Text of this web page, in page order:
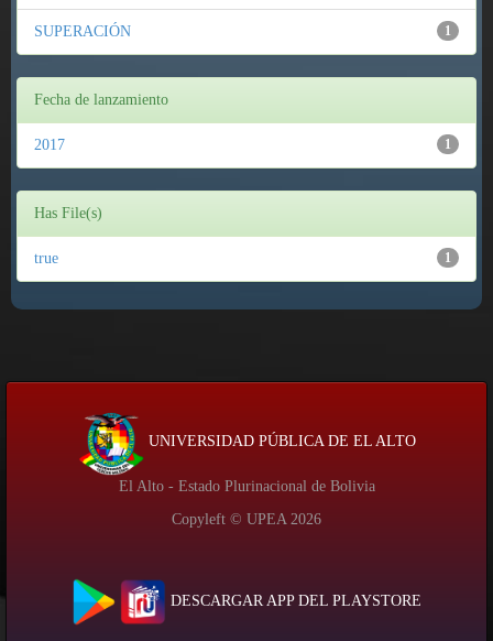
1
SUPERACIÓN
Fecha de lanzamiento
1
2017
Has File(s)
1
true
UNIVERSIDAD PÚBLICA DE EL ALTO
El Alto - Estado Plurinacional de Bolivia
Copyleft © UPEA 2026
DESCARGAR APP DEL PLAYSTORE